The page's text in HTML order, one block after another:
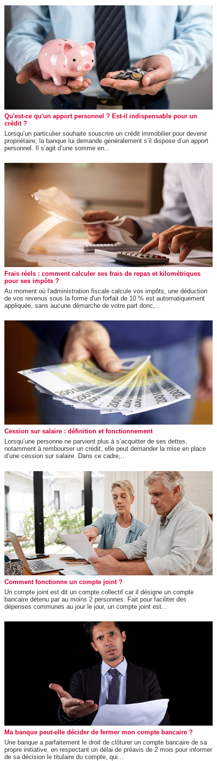
Qu'est-ce qu'un apport personnel ? Est-il indispensable pour un
crédit ?
Lorsqu’un particulier souhaite souscrire un crédit immobilier pour devenir
propriétaire, la banque lui demande généralement s’il dispose d’un apport
personnel. Il s’agit d’une somme en...
Frais réels : comment calculer ses frais de repas et kilométriques
pour ses impôts ?
Au moment où l'administration fiscale calcule vos impôts, une déduction
de vos revenus sous la forme d'un forfait de 10 % est automatiquement
appliquée, sans aucune démarche de votre part donc,...
Cession sur salaire : définition et fonctionnement
Lorsqu’une personne ne parvient plus à s’acquitter de ses dettes,
notamment à rembourser un crédit, elle peut demander la mise en place
d’une cession sur salaire. Dans ce cadre,...
Comment fonctionne un compte joint ?
Un compte joint est dit un compte collectif car il désigne un compte
bancaire détenu par au moins 2 personnes. Fait pour faciliter des
dépenses communes au jour le jour, un compte joint est...
Ma banque peut-elle décider de fermer mon compte bancaire ?
Une banque a parfaitement le droit de clôturer un compte bancaire de sa
propre initiative, en respectant un délai de préavis de 2 mois pour informer
de sa décision le titulaire du compte, qui...